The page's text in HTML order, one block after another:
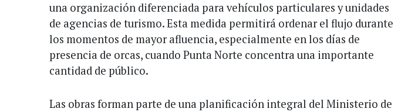
una organización diferenciada para vehículos particulares y unidades
de agencias de turismo. Esta medida permitirá ordenar el flujo durante
los momentos de mayor afluencia, especialmente en los días de
presencia de orcas, cuando Punta Norte concentra una importante
cantidad de público.
Las obras forman parte de una planificación integral del Ministerio de